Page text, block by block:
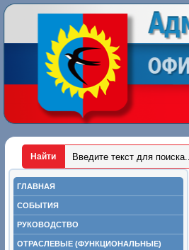
ГЛАВНАЯ
СОБЫТИЯ
РУКОВОДСТВО
ОТРАСЛЕВЫЕ (ФУНКЦИОНАЛЬНЫЕ)